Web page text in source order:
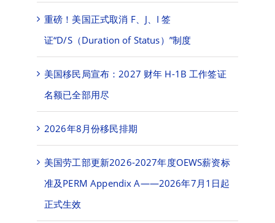
重磅！美国正式取消 F、J、I 签
证“D/S（Duration of Status）”制度
美国移民局宣布：2027 财年 H-1B 工作签证
名额已全部用尽
2026年8月份移民排期
美国劳工部更新2026-2027年度OEWS薪资标
准及PERM Appendix A——2026年7月1日起
正式生效